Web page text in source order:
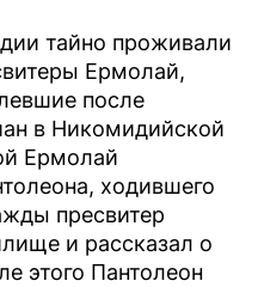
тайно проживали
Ермолай,
после
в Никомидийской
Ермолай
ходившего
пресвитер
и рассказал о
этого Пантолеон